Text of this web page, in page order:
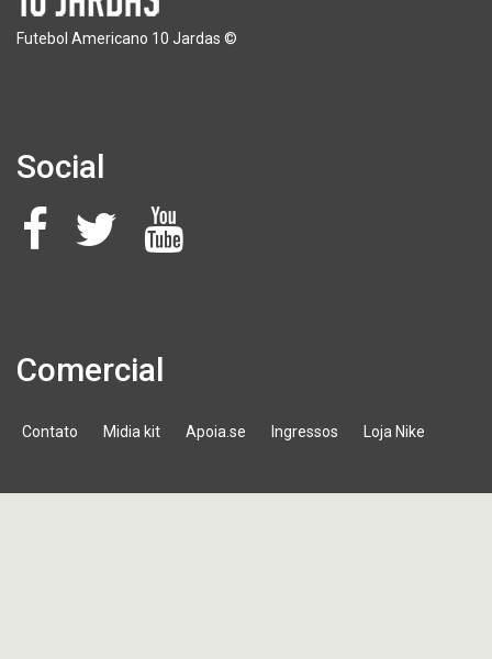
Futebol Americano 10 Jardas ©
Social
Comercial
Contato Midia kit Apoia.se Ingressos Loja Nike